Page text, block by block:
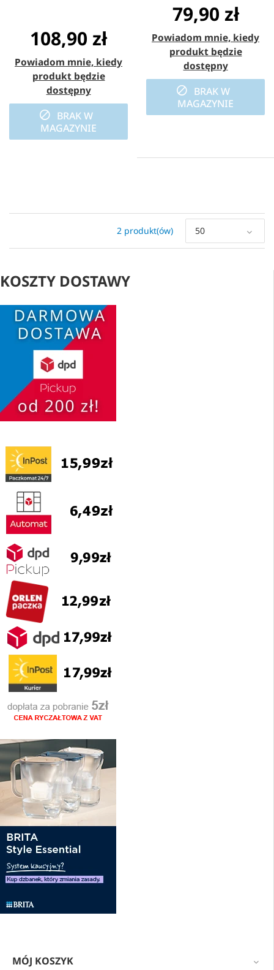
108,90 zł
Powiadom mnie, kiedy
produkt będzie
dostępny
BRAK W
MAGAZYNIE
79,90 zł
Powiadom mnie, kiedy
produkt będzie
dostępny
BRAK W
MAGAZYNIE
2 produkt(ów) 50
KOSZTY DOSTAWY
MÓJ KOSZYK